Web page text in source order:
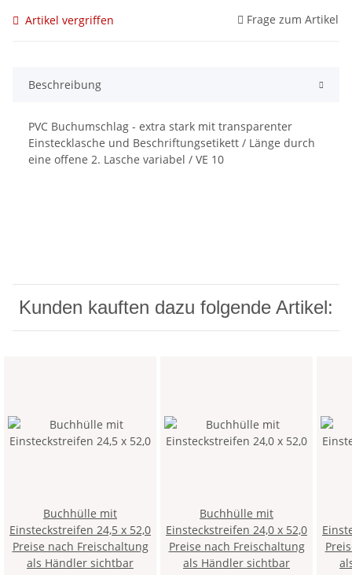
Artikel vergriffen Frage zum Artikel
Beschreibung
PVC Buchumschlag - extra stark mit transparenter
Einstecklasche und Beschriftungsetikett / Länge durch
eine offene 2. Lasche variabel / VE 10
Kunden kauften dazu folgende Artikel:
Buchhülle mit
Einsteckstreifen 24,5 x 52,0
Preise nach Freischaltung
als Händler sichtbar
Buchhülle mit
Einsteckstreifen 24,0 x 52,0
Preise nach Freischaltung
als Händler sichtbar